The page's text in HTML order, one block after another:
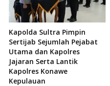
Kapolda Sultra Pimpin
Sertijab Sejumlah Pejabat
Utama dan Kapolres
Jajaran Serta Lantik
Kapolres Konawe
Kepulauan